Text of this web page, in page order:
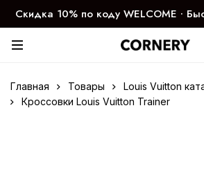
Скидка 10% по коду WELCOME ∙
дня
Главная Товары
Louis Vuitton
Кроссовки Louis Vuitton Trainer